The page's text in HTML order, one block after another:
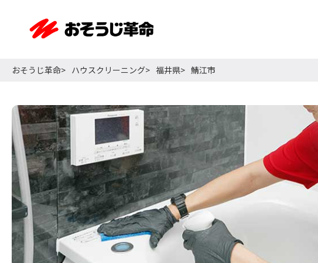
おそうじ革命 ハウスクリーニング 福井県 鯖江市